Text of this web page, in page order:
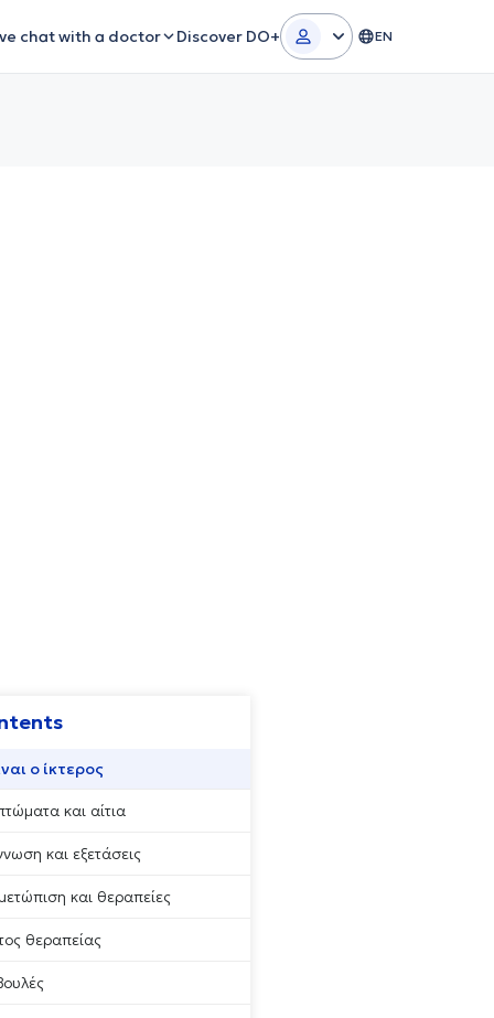
chat with a doctor Discover DO+ EN
ο ίκτερος
και αίτια
και εξετάσεις
και θεραπείες
θεραπείας